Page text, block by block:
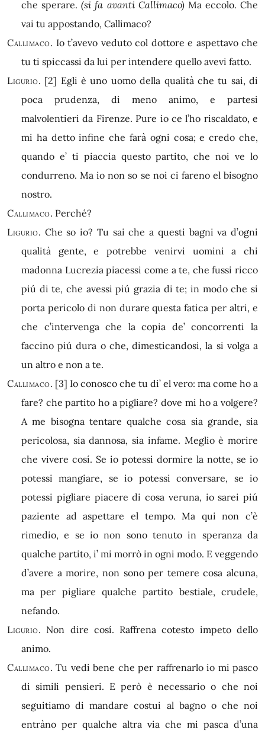
che sperare.(si fa avanti Callimaco)Ma eccolo. Che
vai tu appostando, Callimaco?
Callimaco. Io t’avevo veduto col dottore e aspettavo che
tu ti spiccassi da lui per intendere quello avevi fatto.
Ligurio. [2] Egli è uno uomo della qualità che tu sai, di
poca prudenza, di meno animo, e partesi
malvolentieri da Firenze. Pure io ce l’ho riscaldato, e
mi ha detto infine che farà ogni cosa; e credo che,
quando e’ ti piaccia questo partito, che noi ve lo
condurreno. Ma io non so se noi ci fareno el bisogno
nostro.
Callimaco. Perché?
Ligurio. Che so io? Tu sai che a questi bagni va d’ogni
qualità gente, e potrebbe venirvi uomini a chi
madonna Lucrezia piacessi come a te, che fussi ricco
piú di te, che avessi piú grazia di te; in modo che si
porta pericolo di non durare questa fatica per altri, e
che c’intervenga che la copia de’ concorrenti la
faccino piú dura o che, dimesticandosi, la si volga a
un altro e non a te.
Callimaco. [3] Io conosco che tu di’ el vero: ma come ho a
fare? che partito ho a pigliare? dove mi ho a volgere?
A me bisogna tentare qualche cosa sia grande, sia
pericolosa, sia dannosa, sia infame. Meglio è morire
che vivere cosí. Se io potessi dormire la notte, se io
potessi mangiare, se io potessi conversare, se io
potessi pigliare piacere di cosa veruna, io sarei piú
paziente ad aspettare el tempo. Ma qui non c’è
rimedio, e se io non sono tenuto in speranza da
qualche partito, i’ mi morrò in ogni modo. E veggendo
d’avere a morire, non sono per temere cosa alcuna,
ma per pigliare qualche partito bestiale, crudele,
nefando.
Ligurio. Non dire cosí. Raffrena cotesto impeto dello
animo.
Callimaco. Tu vedi bene che per raffrenarlo io mi pasco
di simili pensieri. E però è necessario o che noi
seguitiamo di mandare costui al bagno o che noi
entràno per qualche altra via che mi pasca d’una